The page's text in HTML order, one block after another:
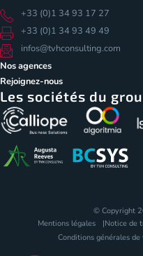
+33 (0)1 34 93 17 27
+33 (0)1 34 93 49 49
infos@tvhconsulting.com
Nos agences
Rejoignez-nous
Les sociétés du
© Copyright
Mentions légales
Notice de
Conditions générales de
Les Cookies
stockons des cookies sur votre
Nous avons besoin de votre
Lire notre politique de confidentialité